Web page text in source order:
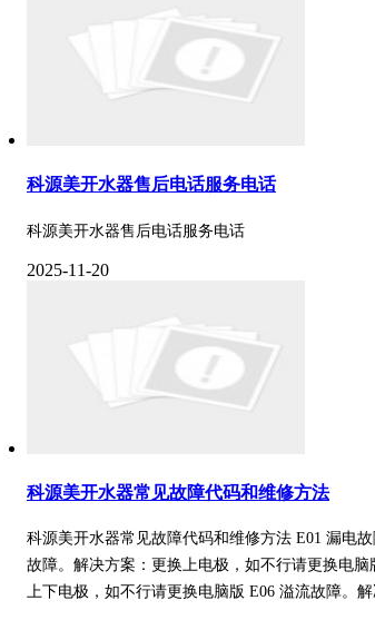
科源美开水器售后电话服务电话
科源美开水器售后电话服务电话
2025-11-20
科源美开水器常见故障代码和维修方法
科源美开水器常见故障代码和维修方法 E01 漏电
故障。解决方案：更换上电极，如不行请更换电
上下电极，如不行请更换电脑版 E06 溢流故障。